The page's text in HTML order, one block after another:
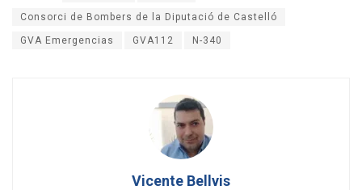
Consorci de Bombers de la Diputació de Castelló
GVA Emergencias GVA112 N-340
Vicente Bellvis